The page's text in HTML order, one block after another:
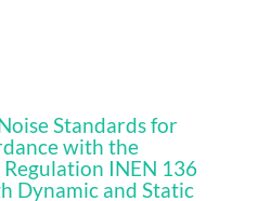
Standards for
with the
INEN 136
Dynamic and Static